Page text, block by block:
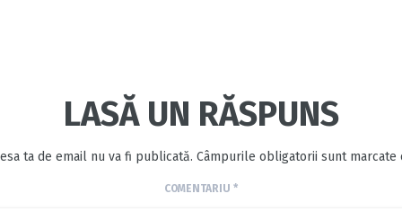
LASĂ UN RĂSPUNS
ta de email nu va fi publicată. Câmpurile obligatorii sunt marcate
COMENTARIU *